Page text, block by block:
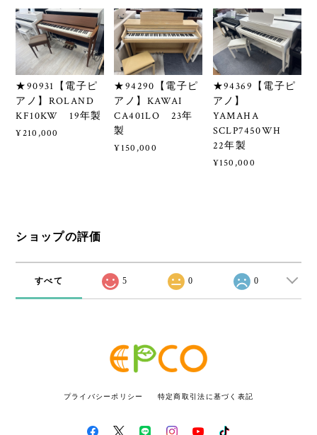
★90931【電子ピ
アノ】ROLAND
KF10KW 19年製
¥210,000
★94290【電子ピ
アノ】KAWAI
CA401LO 23年
製
¥150,000
★94369【電子ピ
アノ】
YAMAHA
SCLP7450WH
22年製
¥150,000
ショップの評価
すべて 5 0 0
プライバシーポリシー 特定商取引法に基づく表記